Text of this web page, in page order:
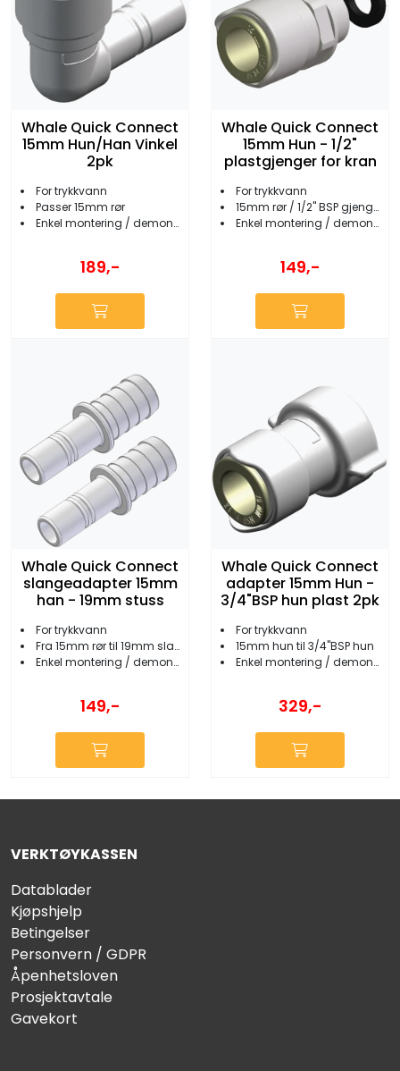
Whale Quick Connect
15mm Hun/Han Vinkel
2pk
For trykkvann
Passer 15mm rør
Enkel montering / demontering
189,-
Whale Quick Connect
15mm Hun - 1/2"
plastgjenger for kran
For trykkvann
15mm rør / 1/2'' BSP gjenger
Enkel montering / demontering
149,-
Whale Quick Connect
slangeadapter 15mm
han - 19mm stuss
For trykkvann
Fra 15mm rør til 19mm slange
Enkel montering / demontering
149,-
Whale Quick Connect
adapter 15mm Hun -
3/4"BSP hun plast 2pk
For trykkvann
15mm hun til 3/4''BSP hun
Enkel montering / demontering
329,-
VERKTØYKASSEN
Datablader
Kjøpshjelp
Betingelser
Personvern / GDPR
Åpenhetsloven
Prosjektavtale
Gavekort